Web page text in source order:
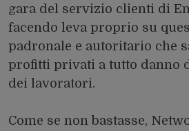
gara del servizio clienti di
facendo leva proprio su
padronale e autoritario che
profitti privati a tutto danno
dei lavoratori.
Come se non bastasse,